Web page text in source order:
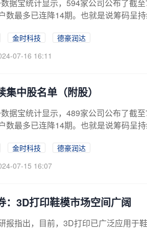
据宝统计显示，594家公司公布了截
数最多已连降14期。也就是说筹码呈
金时科技
德豪润达
07-16 16:11
集中股名单（附股）
据宝统计显示，489家公司公布了截
数最多已连降14期。也就是说筹码呈
金时科技
德豪润达
07-15 16:07
：3D打印鞋模市场空间广阔
报指出，目前，3D打印已广泛应用于